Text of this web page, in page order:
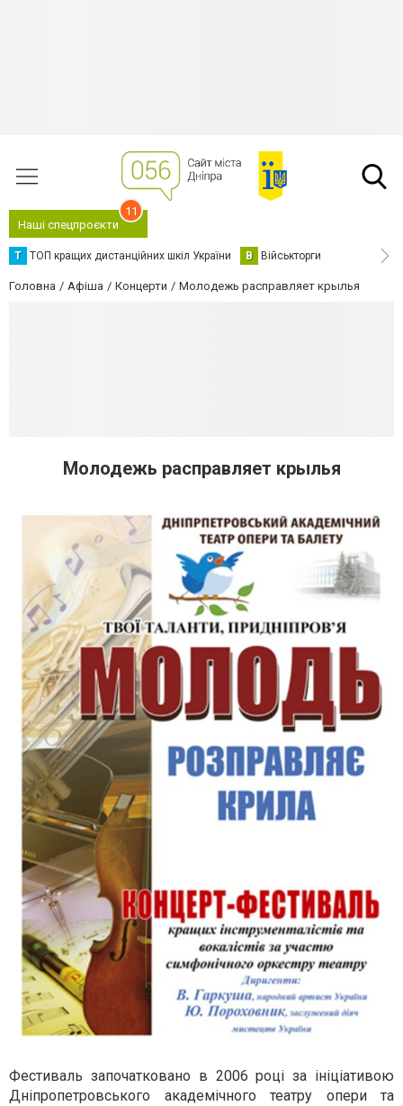
Наші спецпроєкти
11
Т ТОП кращих дистанційних шкіл України В Військторги
Головна Афіша Концерти Молодежь расправляет крылья
Молодежь расправляет крылья
Фестиваль започатковано в 2006 році за ініціативою
Дніпропетровського академічного театру опери та